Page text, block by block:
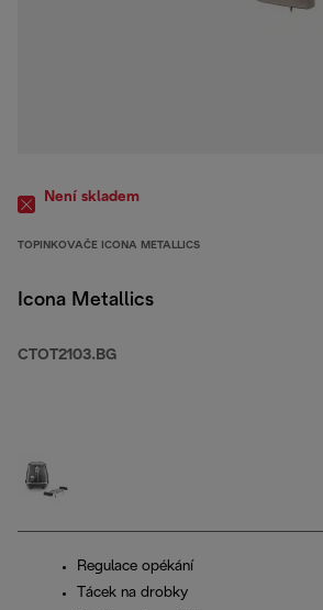
Není skladem
TOPINKOVAČE ICONA METALLICS
Icona Metallics
CTOT2103.BG
Regulace opékání
Tácek na drobky